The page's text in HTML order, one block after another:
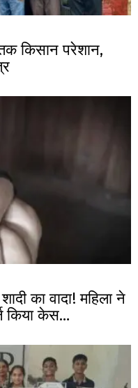
किसान परेशान,
का वादा! महिला ने
किया केस…